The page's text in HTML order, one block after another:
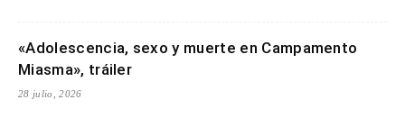
«Adolescencia, sexo y muerte en Campamento
Miasma», tráiler
28 julio, 2026